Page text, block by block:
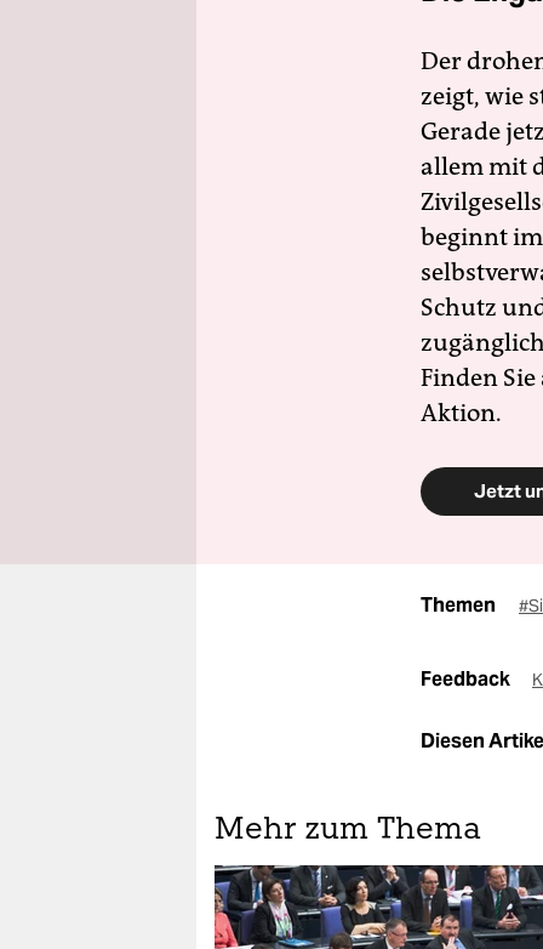
Der
zeigt, wie
Gerade
allem mit
beginnt
Schutz
Finden
Aktion.
Jetzt
Themen
Feedback
Diesen
Mehr zum Thema